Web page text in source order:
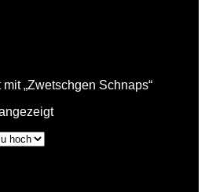
„Zwetschgen Schnaps“